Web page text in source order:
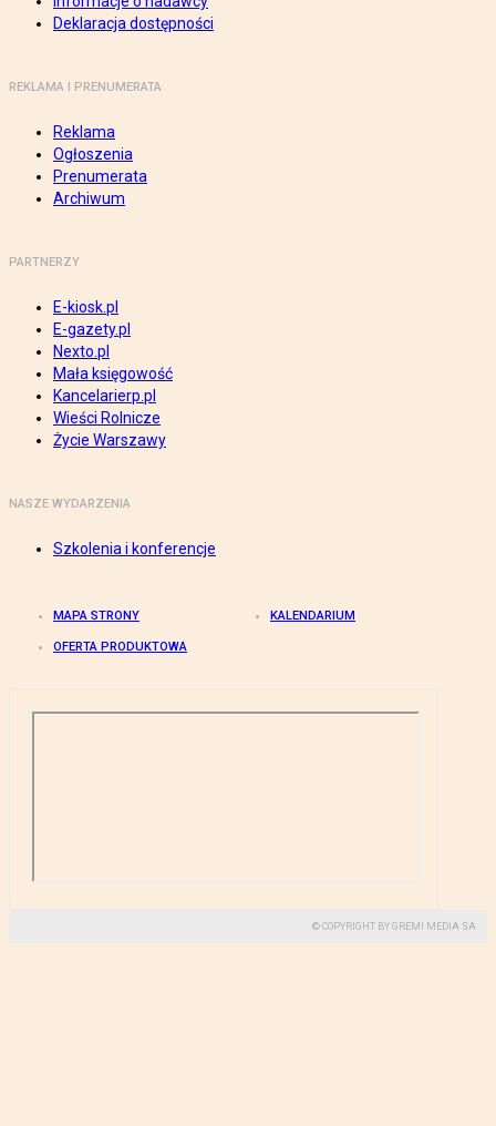
Deklaracja dostępności
REKLAMA I PRENUMERATA
Reklama
Ogłoszenia
Prenumerata
Archiwum
PARTNERZY
E-kiosk.pl
E-gazety.pl
Nexto.pl
Mała księgowość
Kancelarierp.pl
Wieści Rolnicze
Życie Warszawy
NASZE WYDARZENIA
Szkolenia i konferencje
MAPA STRONY KALENDARIUM
OFERTA PRODUKTOWA
© COPYRIGHT BY GREMI MEDIA SA